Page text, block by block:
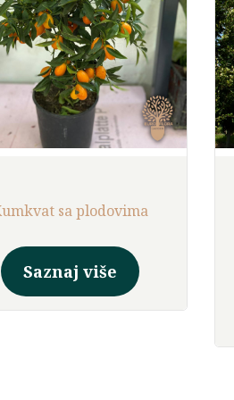
sa plodovima
Saznaj više